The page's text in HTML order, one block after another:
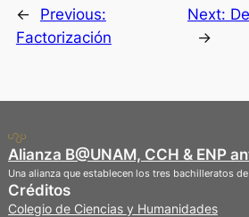
←
Previous:
Factorización
Next:
→
Alianza B@UNAM, CCH & ENP
Una alianza que establecen los tres bachilleratos de
Créditos
Colegio de Ciencias y Humanidades